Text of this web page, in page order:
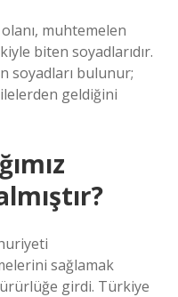
muhtemelen
biten soyadlarıdır.
soyadları bulunur;
geldiğini
sağlamak
girdi. Türkiye